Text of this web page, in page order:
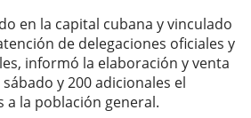
en la capital cubana y vinculado
de delegaciones oficiales y
informó la elaboración y venta
y 200 adicionales el
a la población general.